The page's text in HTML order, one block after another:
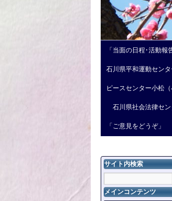
「当面の日程･活動報
石川県平和運動センタ
ピースセンター小松
石川県社会法律セン
「ご意見をどうぞ」
サイト内検索
メインコンテンツ